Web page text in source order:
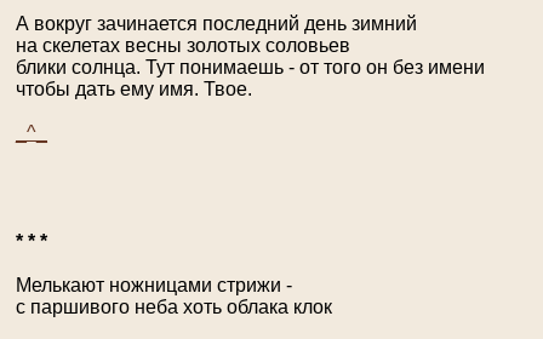
А вокруг зачинается последний день зимний
на скелетах весны золотых соловьев
блики солнца. Тут понимаешь - от того он без имени
чтобы дать ему имя. Твое.
_^_
* * *
Мелькают ножницами стрижи -
с паршивого неба хоть облака клок